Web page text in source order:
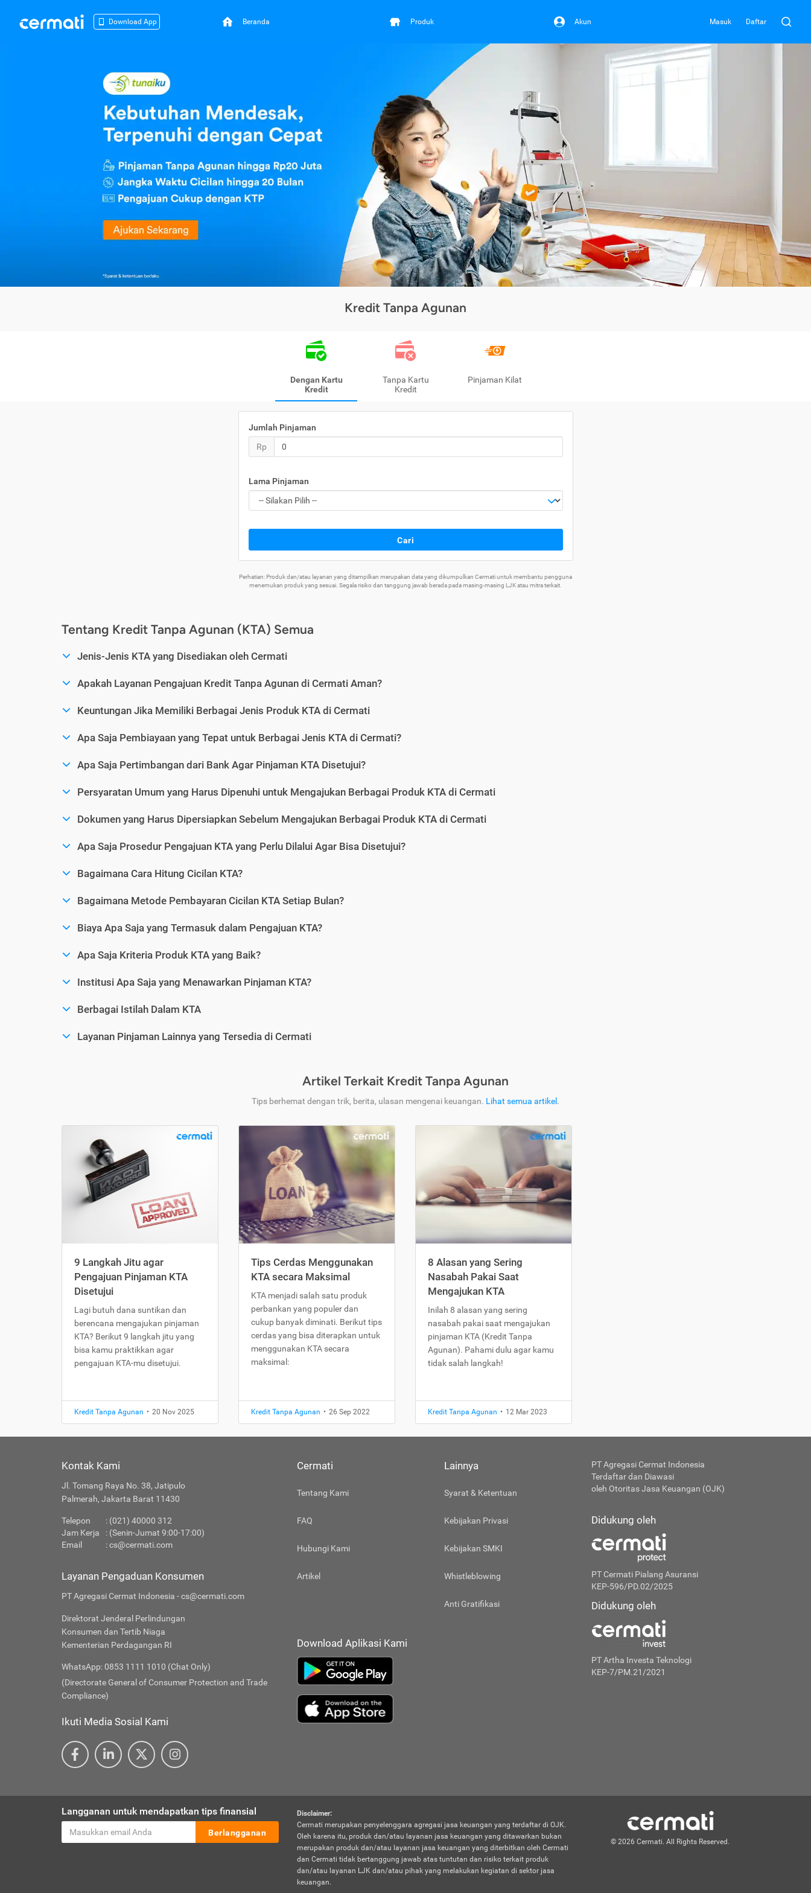
Download App Beranda Produk Akun Masuk Daftar
Kredit Tanpa Agunan
Dengan Kartu
Kredit
Tanpa Kartu
Kredit
Pinjaman Kilat
Jumlah Pinjaman
Rp
Lama Pinjaman
Cari
Perhatian: Produk dan/atau layanan yang ditampilkan merupakan data yang dikumpulkan Cermati untuk membantu pengguna
menemukan produk yang sesuai. Segala risiko dan tanggung jawab berada pada masing-masing LJK atau mitra terkait.
Tentang Kredit Tanpa Agunan (KTA) Semua
Jenis-Jenis KTA yang Disediakan oleh Cermati
Apakah Layanan Pengajuan Kredit Tanpa Agunan di Cermati Aman?
Keuntungan Jika Memiliki Berbagai Jenis Produk KTA di Cermati
Apa Saja Pembiayaan yang Tepat untuk Berbagai Jenis KTA di Cermati?
Apa Saja Pertimbangan dari Bank Agar Pinjaman KTA Disetujui?
Persyaratan Umum yang Harus Dipenuhi untuk Mengajukan Berbagai Produk KTA di Cermati
Dokumen yang Harus Dipersiapkan Sebelum Mengajukan Berbagai Produk KTA di Cermati
Apa Saja Prosedur Pengajuan KTA yang Perlu Dilalui Agar Bisa Disetujui?
Bagaimana Cara Hitung Cicilan KTA?
Bagaimana Metode Pembayaran Cicilan KTA Setiap Bulan?
Biaya Apa Saja yang Termasuk dalam Pengajuan KTA?
Apa Saja Kriteria Produk KTA yang Baik?
Institusi Apa Saja yang Menawarkan Pinjaman KTA?
Berbagai Istilah Dalam KTA
Layanan Pinjaman Lainnya yang Tersedia di Cermati
Artikel Terkait Kredit Tanpa Agunan
Tips berhemat dengan trik, berita, ulasan mengenai keuangan. Lihat semua artikel .
9 Langkah Jitu agar
Pengajuan Pinjaman KTA
Disetujui
Lagi butuh dana suntikan dan
berencana mengajukan pinjaman
KTA? Berikut 9 langkah jitu yang
bisa kamu praktikkan agar
pengajuan KTA-mu disetujui.
Kredit Tanpa Agunan • 20 Nov 2025
Tips Cerdas Menggunakan
KTA secara Maksimal
KTA menjadi salah satu produk
perbankan yang populer dan
cukup banyak diminati. Berikut tips
cerdas yang bisa diterapkan untuk
menggunakan KTA secara
maksimal:
Kredit Tanpa Agunan • 26 Sep 2022
8 Alasan yang Sering
Nasabah Pakai Saat
Mengajukan KTA
Inilah 8 alasan yang sering
nasabah pakai saat mengajukan
pinjaman KTA (Kredit Tanpa
Agunan). Pahami dulu agar kamu
tidak salah langkah!
Kredit Tanpa Agunan • 12 Mar 2023
Kontak Kami
Jl. Tomang Raya No. 38, Jatipulo
Palmerah, Jakarta Barat 11430
Telepon
: (021) 40000 312
Jam Kerja
: (Senin-Jumat 9:00-17:00)
Email
:cs@cermati.com
Layanan Pengaduan Konsumen
PT Agregasi Cermat Indonesia - cs@cermati.com
Direktorat Jenderal Perlindungan
Konsumen dan Tertib Niaga
Kementerian Perdagangan RI
WhatsApp: 0853 1111 1010 (Chat Only)
(Directorate General of Consumer Protection and Trade
Compliance)
Ikuti Media Sosial Kami
Cermati
Tentang Kami
FAQ
Hubungi Kami
Artikel
Lainnya
Syarat & Ketentuan
Kebijakan Privasi
Kebijakan SMKI
Whistleblowing
Anti Gratifikasi
Download Aplikasi Kami
PT Agregasi Cermat Indonesia
Terdaftar dan Diawasi
oleh Otoritas Jasa Keuangan (OJK)
Didukung oleh
PT Cermati Pialang Asuransi
KEP-596/PD.02/2025
Didukung oleh
PT Artha Investa Teknologi
KEP-7/PM.21/2021
Langganan untuk mendapatkan tips finansial
Berlangganan
Disclaimer:
Cermati merupakan penyelenggara agregasi jasa keuangan yang terdaftar di OJK.
Oleh karena itu, produk dan/atau layanan jasa keuangan yang ditawarkan bukan
merupakan produk dan/atau layanan jasa keuangan yang diterbitkan oleh Cermati
dan Cermati tidak bertanggung jawab atas tuntutan dan risiko terkait produk
dan/atau layanan LJK dan/atau pihak yang melakukan kegiatan di sektor jasa
keuangan.
© 2026 Cermati. All Rights Reserved.